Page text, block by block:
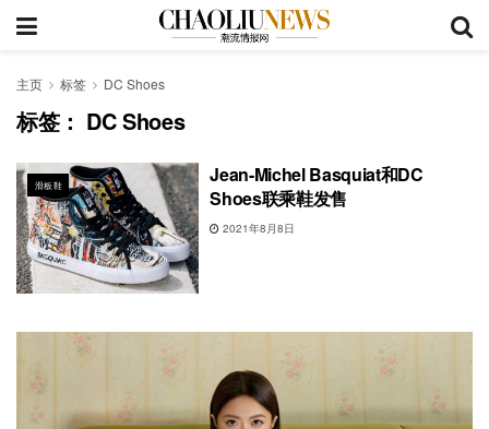
主页 标签 DC Shoes
标签： DC Shoes
滑板鞋
Jean-Michel Basquiat和DC
Shoes联乘鞋发售
2021年8月8日